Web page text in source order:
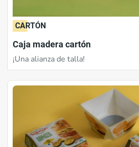
CARTÓN
Caja madera cartón
¡Una alianza de talla!